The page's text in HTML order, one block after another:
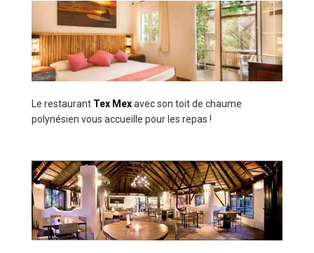
Le restaurant Tex Mexavec son toit de chaume
polynésien vous accueille pour les repas !